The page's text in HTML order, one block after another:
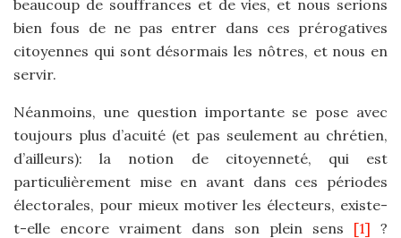
beaucoup de souffrances et de vies, et nous serions
bien fous de ne pas entrer dans ces prérogatives
citoyennes qui sont désormais les nôtres, et nous en
servir.
Néanmoins, une question importante se pose avec
toujours plus d’acuité (et pas seulement au chrétien,
d’ailleurs): la notion de citoyenneté, qui est
particulièrement mise en avant dans ces périodes
électorales, pour mieux motiver les électeurs, existe-
t-elle encore vraiment dans son plein sens [1] ?